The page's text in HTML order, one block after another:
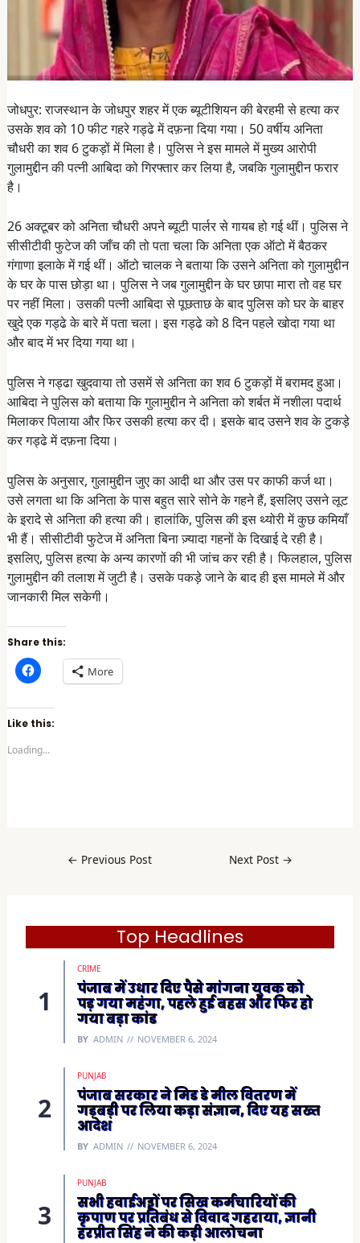
जोधपुर: राजस्थान के जोधपुर शहर में एक ब्यूटीशियन की बेरहमी से हत्या कर
उसके शव को 10 फीट गहरे गड्ढे में दफ़ना दिया गया। 50 वर्षीय अनिता
चौधरी का शव 6 टुकड़ों में मिला है। पुलिस ने इस मामले में मुख्य आरोपी
गुलामुद्दीन की पत्नी आबिदा को गिरफ्तार कर लिया है, जबकि गुलामुद्दीन फरार
है।
26 अक्टूबर को अनिता चौधरी अपने ब्यूटी पार्लर से गायब हो गई थीं। पुलिस ने
सीसीटीवी फुटेज की जाँच की तो पता चला कि अनिता एक ऑटो में बैठकर
गंगाणा इलाके में गई थीं। ऑटो चालक ने बताया कि उसने अनिता को गुलामुद्दीन
के घर के पास छोड़ा था। पुलिस ने जब गुलामुद्दीन के घर छापा मारा तो वह घर
पर नहीं मिला। उसकी पत्नी आबिदा से पूछताछ के बाद पुलिस को घर के बाहर
खुदे एक गड्ढे के बारे में पता चला। इस गड्ढे को 8 दिन पहले खोदा गया था
और बाद में भर दिया गया था।
पुलिस ने गड्ढा खुदवाया तो उसमें से अनिता का शव 6 टुकड़ों में बरामद हुआ।
आबिदा ने पुलिस को बताया कि गुलामुद्दीन ने अनिता को शर्बत में नशीला पदार्थ
मिलाकर पिलाया और फिर उसकी हत्या कर दी। इसके बाद उसने शव के टुकड़े
कर गड्ढे में दफ़ना दिया।
पुलिस के अनुसार, गुलामुद्दीन जुए का आदी था और उस पर काफी कर्ज था।
उसे लगता था कि अनिता के पास बहुत सारे सोने के गहने हैं, इसलिए उसने लूट
के इरादे से अनिता की हत्या की। हालांकि, पुलिस की इस थ्योरी में कुछ कमियाँ
भी हैं। सीसीटीवी फुटेज में अनिता बिना ज़्यादा गहनों के दिखाई दे रही है।
इसलिए, पुलिस हत्या के अन्य कारणों की भी जांच कर रही है। फिलहाल, पुलिस
गुलामुद्दीन की तलाश में जुटी है। उसके पकड़े जाने के बाद ही इस मामले में और
जानकारी मिल सकेगी।
Share this:
C
l
k
t
o
h
e
s
e
w
More
Like this:
Loading...
← Previous Post Next Post →
Top Headlines
CRIME
पंजाब में उधार दिए पैसे मांगना युवक को
पड़ गया महंगा, पहले हुई बहस और फिर हो
गया बड़ा कांड
BY ADMIN NOVEMBER 6, 2024
PUNJAB
पंजाब सरकार ने मिड डे मील वितरण में
गड़बड़ी पर लिया कड़ा संज्ञान, दिए यह सख्त
आदेश
BY ADMIN NOVEMBER 6, 2024
PUNJAB
सभी हवाईअड्डों पर सिख कर्मचारियों की
कृपाण पर प्रतिबंध से विवाद गहराया, ज्ञानी
हरप्रीत सिंह ने की कड़ी आलोचना